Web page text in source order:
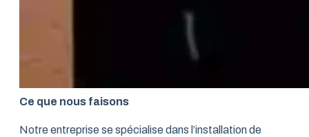
Ce que nous faisons
Notre entreprise se spécialise dans l’installation de